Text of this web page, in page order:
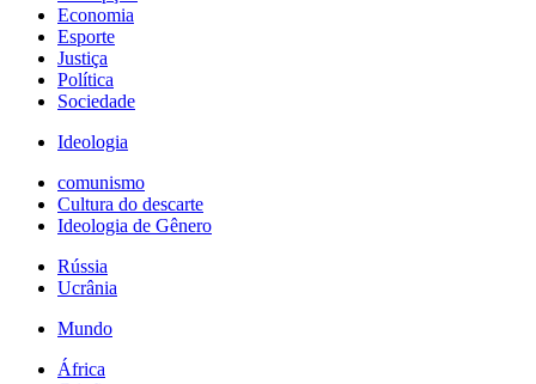
Economia
Esporte
Justiça
Política
Sociedade
Ideologia
comunismo
Cultura do descarte
Ideologia de Gênero
Rússia
Ucrânia
Mundo
África